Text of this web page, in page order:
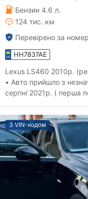
Бензин 4.6 л.
124 тис. км
Перевірено за
HH7837AE
Lexus LS460 2010р.
• Авто прийшло з
серпні 2021р. ( перша
З VIN-кодом